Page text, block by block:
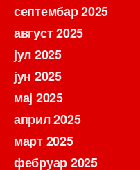
септембар 2025
август 2025
јул 2025
јун 2025
мај 2025
април 2025
март 2025
фебруар 2025